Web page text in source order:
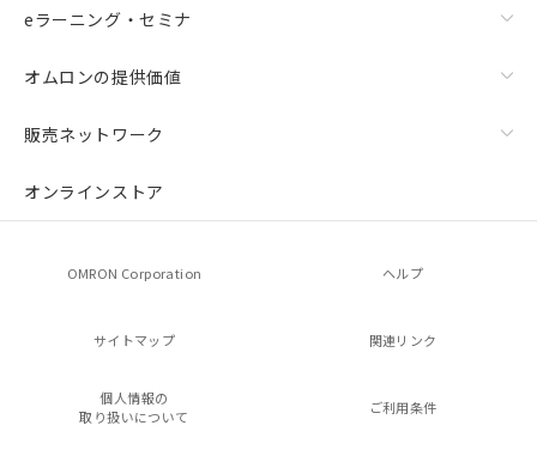
eラーニング・セミナ
オムロンの提供価値
販売ネットワーク
オンラインストア
OMRON Corporation ヘルプ
サイトマップ 関連リンク
個人情報の
取り扱いについて
ご利用条件